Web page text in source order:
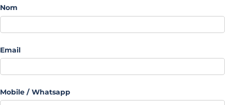
Nom
Email
Mobile /​ Whatsapp